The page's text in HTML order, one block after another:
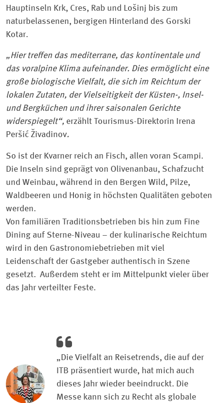
Hauptinseln Krk, Cres, Rab und Lošinj bis zum
naturbelassenen, bergigen Hinterland des Gorski
Kotar.
„Hier treffen das mediterrane, das kontinentale und
das voralpine Klima aufeinander. Dies ermöglicht eine
große biologische Vielfalt, die sich im Reichtum der
lokalen Zutaten, der Vielseitigkeit der Küsten-, Insel-
und Bergküchen und ihrer saisonalen Gerichte
widerspiegelt“, erzählt Tourismus-Direktorin Irena
Peršić Živadinov.
So ist der Kvarner reich an Fisch, allen voran Scampi.
Die Inseln sind geprägt von Olivenanbau, Schafzucht
und Weinbau, während in den Bergen Wild, Pilze,
Waldbeeren und Honig in höchsten Qualitäten geboten
werden.
Von familiären Traditionsbetrieben bis hin zum Fine
Dining auf Sterne-Niveau – der kulinarische Reichtum
wird in den Gastronomiebetrieben mit viel
Leidenschaft der Gastgeber authentisch in Szene
gesetzt. Außerdem steht er im Mittelpunkt vieler über
das Jahr verteilter Feste.
„Die Vielfalt an Reisetrends, die auf der
ITB präsentiert wurde, hat mich auch
dieses Jahr wieder beeindruckt. Die
Messe kann sich zu Recht als globale